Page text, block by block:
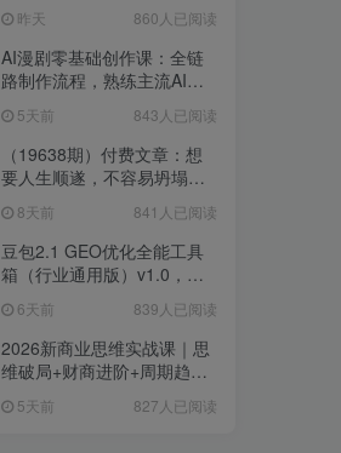
昨天 860人已阅读
AI漫剧零基础创作课：全链
路制作流程，熟练主流AI工
5天前 843人已阅读
（19638期）付费文章：想
要人生顺遂，不容易坍塌，
8天前 841人已阅读
豆包2.1 GEO优化全能工具
箱（行业通用版）v1.0，会
景 6天前 839人已阅读
2026新商业思维实战课｜思
维破局+财商进阶+周期趋势
度解析全体系
5天前 827人已阅读